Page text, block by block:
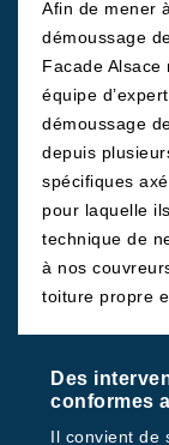
Afin de mener
démoussage
Facade
équipe
démoussage
depuis
spécifiques
pour laquelle
technique de
à nos
toiture propre
Des
conformes
Il convient de